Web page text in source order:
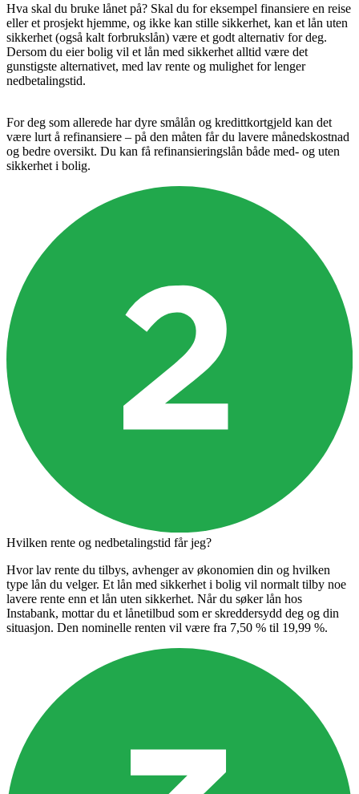
Hva skal du bruke lånet på? Skal du for eksempel finansiere en reise
eller et prosjekt hjemme, og ikke kan stille sikkerhet, kan et lån uten
sikkerhet (også kalt forbrukslån) være et godt alternativ for deg.
Dersom du eier bolig vil et lån med sikkerhet alltid være det
gunstigste alternativet, med lav rente og mulighet for lenger
nedbetalingstid.
For deg som allerede har dyre smålån og kredittkortgjeld kan det
være lurt å refinansiere – på den måten får du lavere månedskostnad
og bedre oversikt. Du kan få refinansieringslån både med- og uten
sikkerhet i bolig.
Hvilken rente og nedbetalingstid får jeg?
Hvor lav rente du tilbys, avhenger av økonomien din og hvilken
type lån du velger. Et lån med sikkerhet i bolig vil normalt tilby noe
lavere rente enn et lån uten sikkerhet. Når du søker lån hos
Instabank, mottar du et lånetilbud som er skreddersydd deg og din
situasjon. Den nominelle renten vil være fra 7,50 % til 19,99 %.